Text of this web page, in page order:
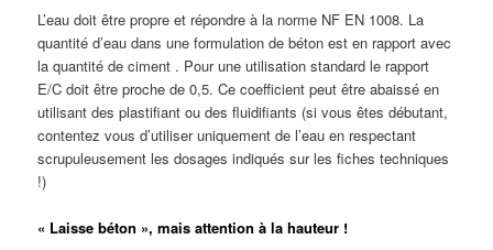
L’eau doit être propre et répondre à la norme NF EN 1008. La
quantité d’eau dans une formulation de béton est en rapport avec
la quantité de ciment . Pour une utilisation standard le rapport
E/C doit être proche de 0,5. Ce coefficient peut être abaissé en
utilisant des plastifiant ou des fluidifiants (si vous êtes débutant,
contentez vous d’utiliser uniquement de l’eau en respectant
scrupuleusement les dosages indiqués sur les fiches techniques
!)
« Laisse béton », mais attention à la hauteur !